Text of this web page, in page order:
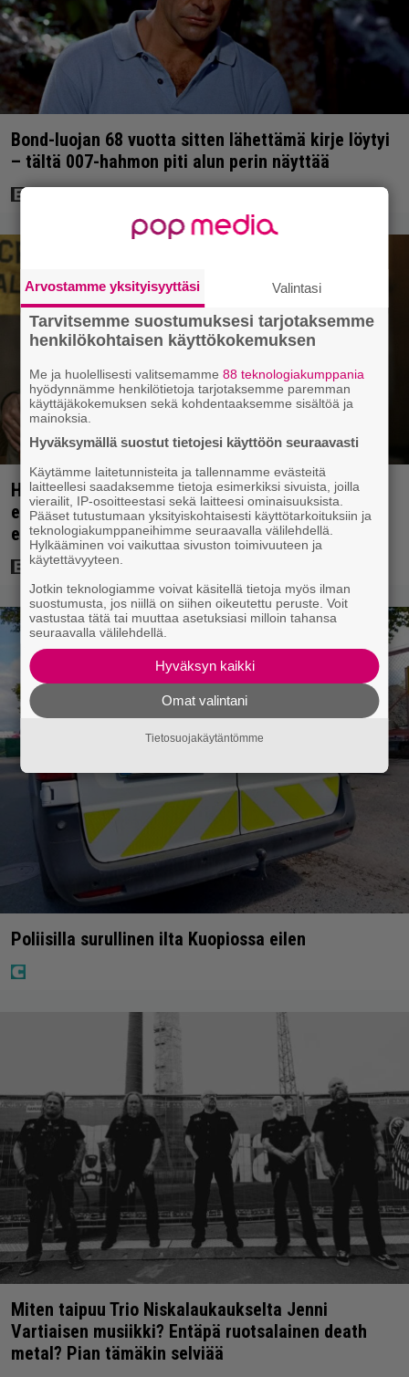
Bond-luojan 68 vuotta sitten lähettämä kirje löytyi
– tältä 007-hahmon piti alun perin näyttää
Huippuleffa suoratoistossa: DiCaprion
ensimmäinen päärooli – ja Tobey Maguiren
ensimmäinen elokuvaesiintyminen
Poliisilla surullinen ilta Kuopiossa eilen
Miten taipuu Trio Niskalaukaukselta Jenni
Vartiaisen musiikki? Entäpä ruotsalainen death
metal? Pian tämäkin selviää
Arvostamme yksityisyyttäsi Valintasi
Tarvitsemme suostumuksesi tarjotaksemme
henkilökohtaisen käyttökokemuksen
Me ja huolellisesti valitsemamme88 teknologiakumppania
hyödynnämme henkilötietoja tarjotaksemme paremman
käyttäjäkokemuksen sekä kohdentaaksemme sisältöä ja
mainoksia.
Hyväksymällä suostut tietojesi käyttöön seuraavasti
Käytämme laitetunnisteita ja tallennamme evästeitä
laitteellesi saadaksemme tietoja esimerkiksi sivuista, joilla
vierailit, IP-osoitteestasi sekä laitteesi ominaisuuksista.
Pääset tutustumaan yksityiskohtaisesti käyttötarkoituksiin ja
teknologiakumppaneihimme seuraavalla välilehdellä.
Hylkääminen voi vaikuttaa sivuston toimivuuteen ja
käytettävyyteen.
Jotkin teknologiamme voivat käsitellä tietoja myös ilman
suostumusta, jos niillä on siihen oikeutettu peruste. Voit
vastustaa tätä tai muuttaa asetuksiasi milloin tahansa
seuraavalla välilehdellä.
Hyväksyn kaikki
Omat valintani
Tietosuojakäytäntömme